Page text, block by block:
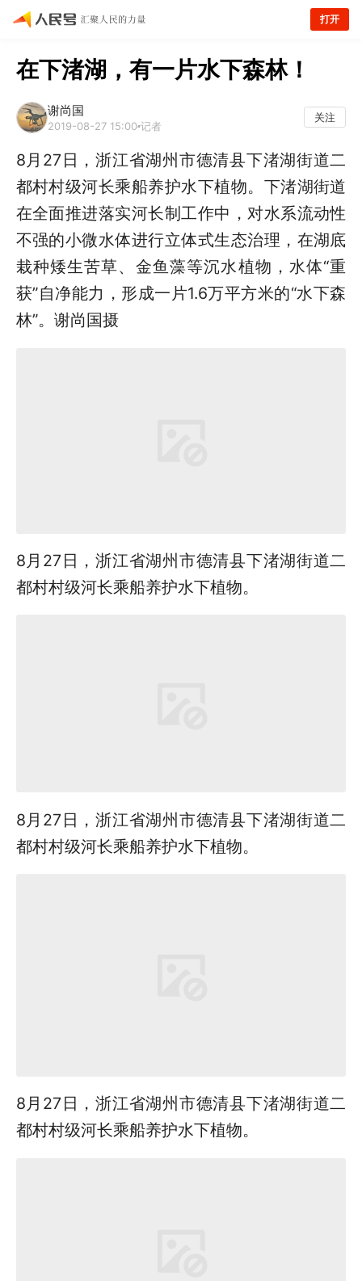
打开
在下渚湖，有一片水下森林！
谢尚国
2019-08-27 15:00 记者
关注
8月27日，浙江省湖州市德清县下渚湖街道二
都村村级河长乘船养护水下植物。下渚湖街道
在全面推进落实河长制工作中，对水系流动性
不强的小微水体进行立体式生态治理，在湖底
栽种矮生苦草、金鱼藻等沉水植物，水体“重
获”自净能力，形成一片1.6万平方米的“水下森
林”。谢尚国摄
8月27日，浙江省湖州市德清县下渚湖街道二
都村村级河长乘船养护水下植物。
8月27日，浙江省湖州市德清县下渚湖街道二
都村村级河长乘船养护水下植物。
8月27日，浙江省湖州市德清县下渚湖街道二
都村村级河长乘船养护水下植物。